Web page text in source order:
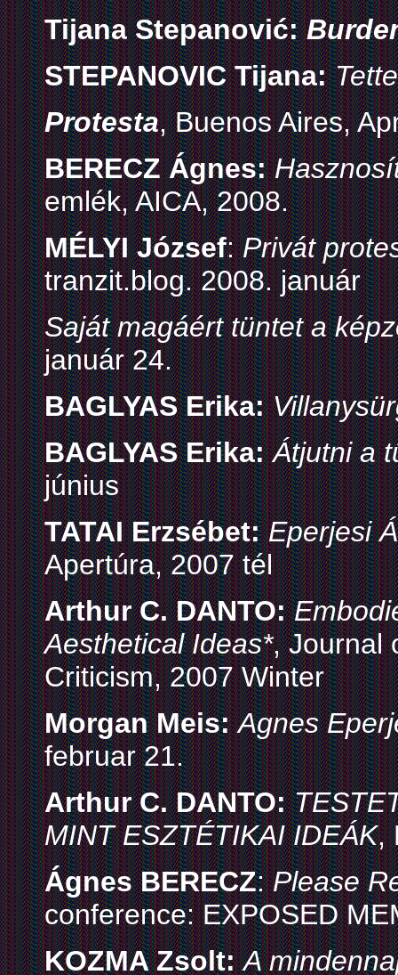
Tijana Stepanović:
STEPANOVIC Tijana:
Protesta, Buenos Aires,
BERECZ Ágnes:
emlék, AICA, 2008.
MÉLYI József:Privát
tranzit.blog. 2008. január
Saját magáért tüntet a
január 24.
BAGLYAS Erika:
BAGLYAS Erika: Átjutni a
június
TATAI Erzsébet: Eperjesi
Apertúra, 2007 tél
Arthur C. DANTO:
Aesthetical Ideas*, Journal
Criticism, 2007 Winter
Morgan Meis: Agnes
februar 21.
Arthur C. DANTO:
MINT ESZTÉTIKAI IDEÁK,
Ágnes BERECZ:Please
conference: EXPOSED
KOZMA Zsolt:A